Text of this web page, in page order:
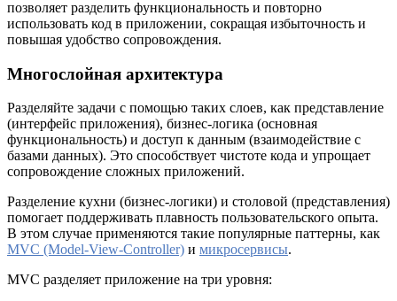
позволяет разделить функциональность и повторно
использовать код в приложении, сокращая избыточность и
повышая удобство сопровождения.
Многослойная архитектура
Разделяйте задачи с помощью таких слоев, как представление
(интерфейс приложения), бизнес-логика (основная
функциональность) и доступ к данным (взаимодействие с
базами данных). Это способствует чистоте кода и упрощает
сопровождение сложных приложений.
Разделение кухни (бизнес-логики) и столовой (представления)
помогает поддерживать плавность пользовательского опыта.
В этом случае применяются такие популярные паттерны, как
MVC (Model-View-Controller) и микросервисы.
MVC разделяет приложение на три уровня: